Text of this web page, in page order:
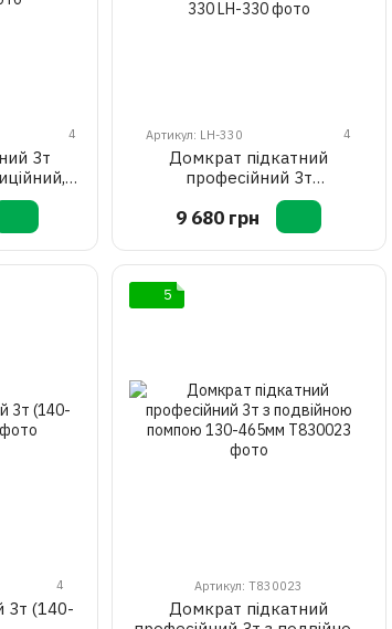
4
3т
з
98-770
Артикул: LH-330 4
Домкрат підкатний
професійний 3т
низькопрофільний з
подвійною помпою 85-500
мм LAUNCH LH-330
9 680 грн
4
3т (140-
5
Артикул: T830023
Домкрат підкатний